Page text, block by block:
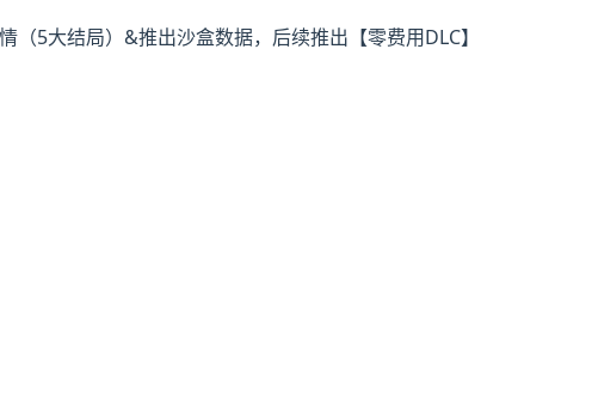
5大结局）&推出沙盒数据，后续推出【零费用DLC】